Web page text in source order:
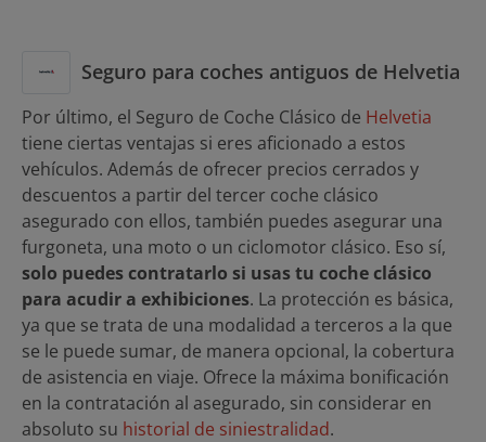
Seguro para coches antiguos de Helvetia
Por último, el Seguro de Coche Clásico de Helvetia
tiene ciertas ventajas si eres aficionado a estos
vehículos. Además de ofrecer precios cerrados y
descuentos a partir del tercer coche clásico
asegurado con ellos, también puedes asegurar una
furgoneta, una moto o un ciclomotor clásico. Eso sí,
solo puedes contratarlo si usas tu coche clásico
para acudir a exhibiciones. La protección es básica,
ya que se trata de una modalidad a terceros a la que
se le puede sumar, de manera opcional, la cobertura
de asistencia en viaje. Ofrece la máxima bonificación
en la contratación al asegurado, sin considerar en
absoluto su historial de siniestralidad.